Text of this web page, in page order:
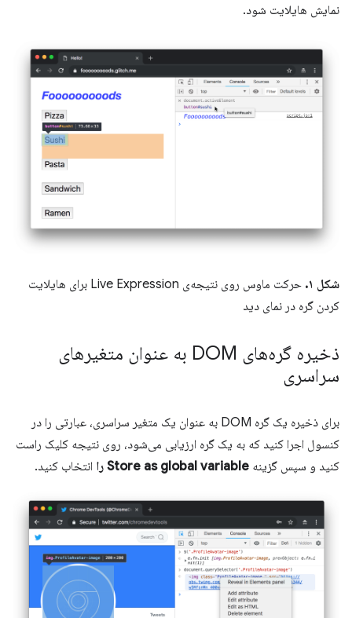
نمایش هایلایت شود.
شکل ۱.
حرکت ماوس روی نتیجه‌ی Live Expression برای هایلایت
کردن گره در نمای دید
ذخیره گره‌های DOM به عنوان متغیرهای
سراسری
برای ذخیره یک گره DOM به عنوان یک متغیر سراسری، عبارتی را در
کنسول اجرا کنید که به یک گره ارزیابی می‌شود، روی نتیجه کلیک راست
کنید و سپس گزینه Store as global variable را انتخاب کنید.